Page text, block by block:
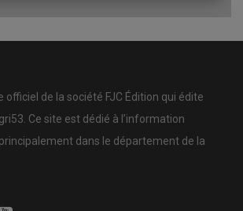
de la société FJC Édition qui édite
Ce site est dédié à l’information
dans le département de la